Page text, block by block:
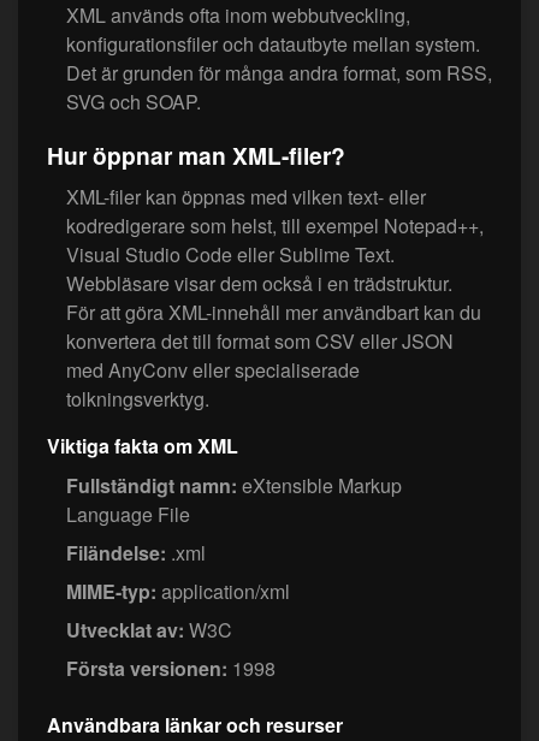
XML används ofta inom webbutveckling,
konfigurationsfiler och datautbyte mellan system.
Det är grunden för många andra format, som RSS,
SVG och SOAP.
Hur öppnar man XML-filer?
XML-filer kan öppnas med vilken text- eller
kodredigerare som helst, till exempel Notepad++,
Visual Studio Code eller Sublime Text.
Webbläsare visar dem också i en trädstruktur.
För att göra XML-innehåll mer användbart kan du
konvertera det till format som CSV eller JSON
med AnyConv eller specialiserade
tolkningsverktyg.
Viktiga fakta om XML
Fullständigt namn: eXtensible Markup
Language File
Filändelse: .xml
MIME-typ: application/xml
Utvecklat av: W3C
Första versionen: 1998
Användbara länkar och resurser